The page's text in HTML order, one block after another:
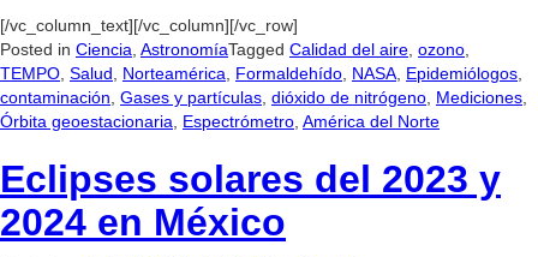
[/vc_column_text][/vc_column][/vc_row]
Posted in Ciencia AstronomíaTagged Calidad del aire ozono
TEMPO Salud Norteamérica Formaldehído NASA Epidemiólogos
contaminación Gases y partículas dióxido de nitrógeno Mediciones
Órbita geoestacionaria
Espectrómetro América del Norte
Eclipses solares del 2023 y
2024 en México